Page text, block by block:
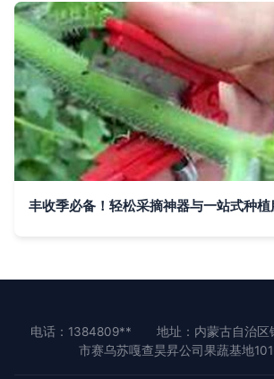
电话：1384809**
地址：内蒙古自治
市赛乌苏嘎查昊昇公司果蔬基地